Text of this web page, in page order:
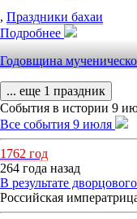
, Праздники бахаи
Подробнее
Годовщина
... еще 1 праздник
События в истории 9
Все события 9 июля
1762 год
264 года назад
В результате
Российская